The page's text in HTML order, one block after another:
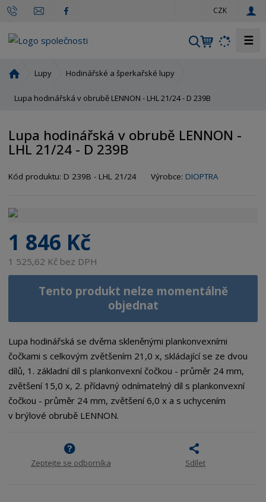
CZK
V
e
a
t
☰
o
í
s
r
Lupy Hodinářské a šperkařské lupy
Lupa hodinářská v obrubě LENNON - LHL 21/24 - D 239B
Lupa hodinářská v obrubě LENNON -
LHL 21/24 - D 239B
Kód produktu: D 239B - LHL 21/24 Výrobce: DIOPTRA
1 846 Kč
1 525,62 Kč bez DPH
Tento produkt nelze momentálně
objednat
Lupa hodinářská se dvěma skleněnými plankonvexními
čočkami s celkovým zvětšením 21,0 x, skládající se ze dvou
dílů, 1. základní díl s plankonvexní čočkou - průměr 24 mm,
zvětšení 15,0 x, 2. přídavný odnímatelný díl s plankonvexní
čočkou - průměr 24 mm, zvětšení 6,0 x a s uchycením
v brýlové obrubě LENNON.
Zeptejte se odborníka Sdílet